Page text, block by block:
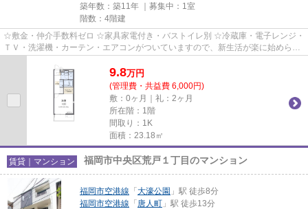
築年数：築11年 ｜募集中： 1室
階数：4階建
☆敷金・仲介手数料ゼロ ☆家具家電付き・バストイレ別 ☆冷蔵庫・電子レンジ・
ＴＶ・洗濯機・カーテン・エアコンがついていますので、新生活が楽に始められ
9.8万円
(管理費・共益費 6,000円)
敷：0ヶ月｜礼：2ヶ月
所在階：1階
間取り：1K
面積：23.18㎡
賃貸｜マンション 福岡市中央区荒戸１丁目のマンション
福岡市空港線 「 大濠公園 」駅 徒歩8分
福岡市空港線 「 唐人町 」駅 徒歩13分